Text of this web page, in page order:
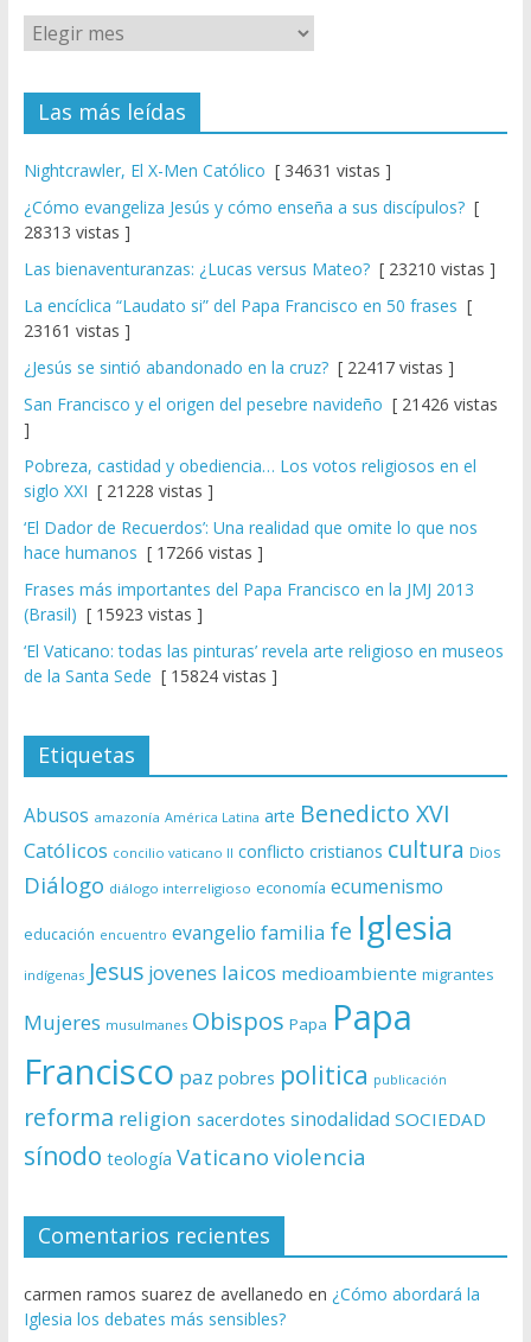
Las más leídas
Nightcrawler, El X-Men Católico [ 34631 vistas ]
¿Cómo evangeliza Jesús y cómo enseña a sus discípulos?[
28313 vistas ]
Las bienaventuranzas: ¿Lucas versus Mateo?[ 23210 vistas ]
La encíclica “Laudato si” del Papa Francisco en 50 frases [
23161 vistas ]
¿Jesús se sintió abandonado en la cruz?[ 22417 vistas ]
San Francisco y el origen del pesebre navideño [ 21426 vistas
]
Pobreza, castidad y obediencia… Los votos religiosos en el
siglo XXI [ 21228 vistas ]
‘El Dador de Recuerdos’: Una realidad que omite lo que nos
hace humanos [ 17266 vistas ]
Frases más importantes del Papa Francisco en la JMJ 2013
(Brasil) [ 15923 vistas ]
‘El Vaticano: todas las pinturas’ revela arte religioso en museos
de la Santa Sede [ 15824 vistas ]
Etiquetas
Abusos amazonía América Latina arte Benedicto XVI
Católicos concilio vaticano II conflicto cristianos cultura Dios
Diálogo diálogo interreligioso economía ecumenismo
educación encuentro evangelio familia fe Iglesia
indígenas Jesus jovenes laicos medioambiente migrantes
Mujeres musulmanes Obispos Papa Papa
Francisco paz pobres politica publicación
reforma religion sacerdotes sinodalidad SOCIEDAD
sínodo teología Vaticano violencia
Comentarios recientes
carmen ramos suarez de avellanedo en ¿Cómo abordará la
Iglesia los debates más sensibles?